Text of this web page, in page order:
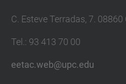
C. Esteve Terradas, 7.
Tel.: 93 413 70 00
eetac.web@upc.edu